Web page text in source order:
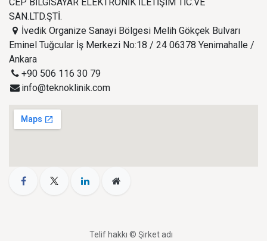
SAN.LTD.ŞTİ.
İvedik Organize Sanayi Bölgesi Melih Gökçek Bulvarı
Eminel Tuğcular İş Merkezi No:18 / 24 06378 Yenimahalle /
Ankara
+90 506 116 30 79
info@teknoklinik.com
Telif hakkı © Şirket adı